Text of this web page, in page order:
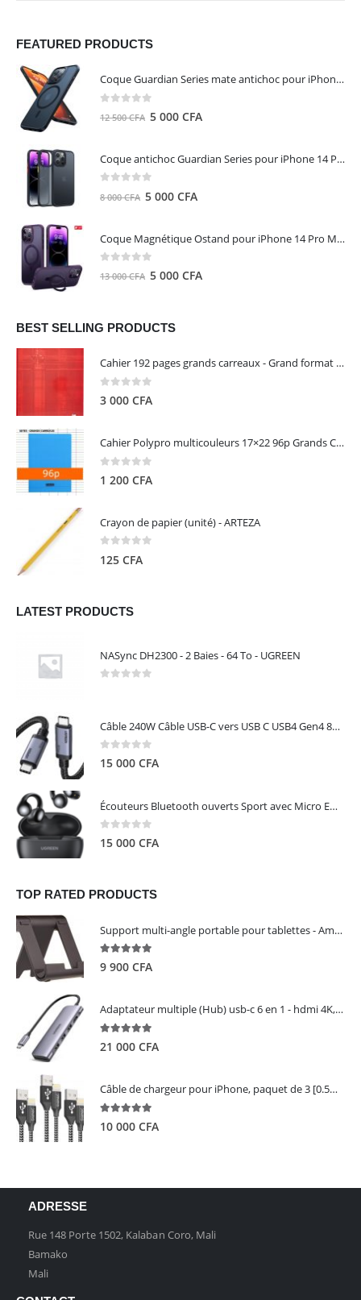
FEATURED PRODUCTS
Coque Guardian Series mate antichoc pour iPhone 15 Pro Max avec Magsafe Noir - Torras
12 500CFA Le
500 CFA.
5 000 CFA
Coque antichoc Guardian Series pour iPhone 14 Pro Max - TORRAS
8 000CFA Le
était :
000 CFA.
5 000 CFA
000 CFA.
Coque Magnétique Ostand pour iPhone 14 Pro Max - Violet Foncé - TORRAS
13 000CFA Le
était :
000 CFA.
5 000 CFA
000 CFA.
BEST SELLING PRODUCTS
Cahier 192 pages grands carreaux - Grand format - Brochure dos toilé - 24x32 cm - Papier blanc 90 g - Couverture carte pelliculée couleur aléatoire - Clairefontaine
3 000 CFA
Cahier Polypro multicouleurs 17×22 96p Grands Carreaux Séyès 90g - CALLIGRAPHE
1 200 CFA
Crayon de papier (unité) - ARTEZA
125 CFA
LATEST PRODUCTS
NASync DH2300 - 2 Baies - 64 To - UGREEN
Câble 240W Câble USB-C vers USB C USB4 Gen4 80Gbps pour Thunderbolt 5/4/3, Premium 18K double écran triple 4K PD3.1 - UGREEN
0 out of 5
15 000 CFA
Écouteurs Bluetooth ouverts Sport avec Micro ENC IPX5 – HiTune S3 UGREEN 45785
0 out of 5
15 000 CFA
TOP RATED PRODUCTS
Support multi-angle portable pour tablettes - Amazon Basics
5.00out of 5
9 900 CFA
Adaptateur multiple (Hub) usb-c 6 en 1 - hdmi 4K, 3 ports USB 3.0 et lecteur de carte sd tf - UGREEN
5.00out of 5
21 000 CFA
Câble de chargeur pour iPhone, paquet de 3 [0.5M 1M 2M] - GIANAC
5.00out of 5
10 000 CFA
ADRESSE
Rue 148 Porte 1502, Kalaban Coro, Mali
Bamako
Mali